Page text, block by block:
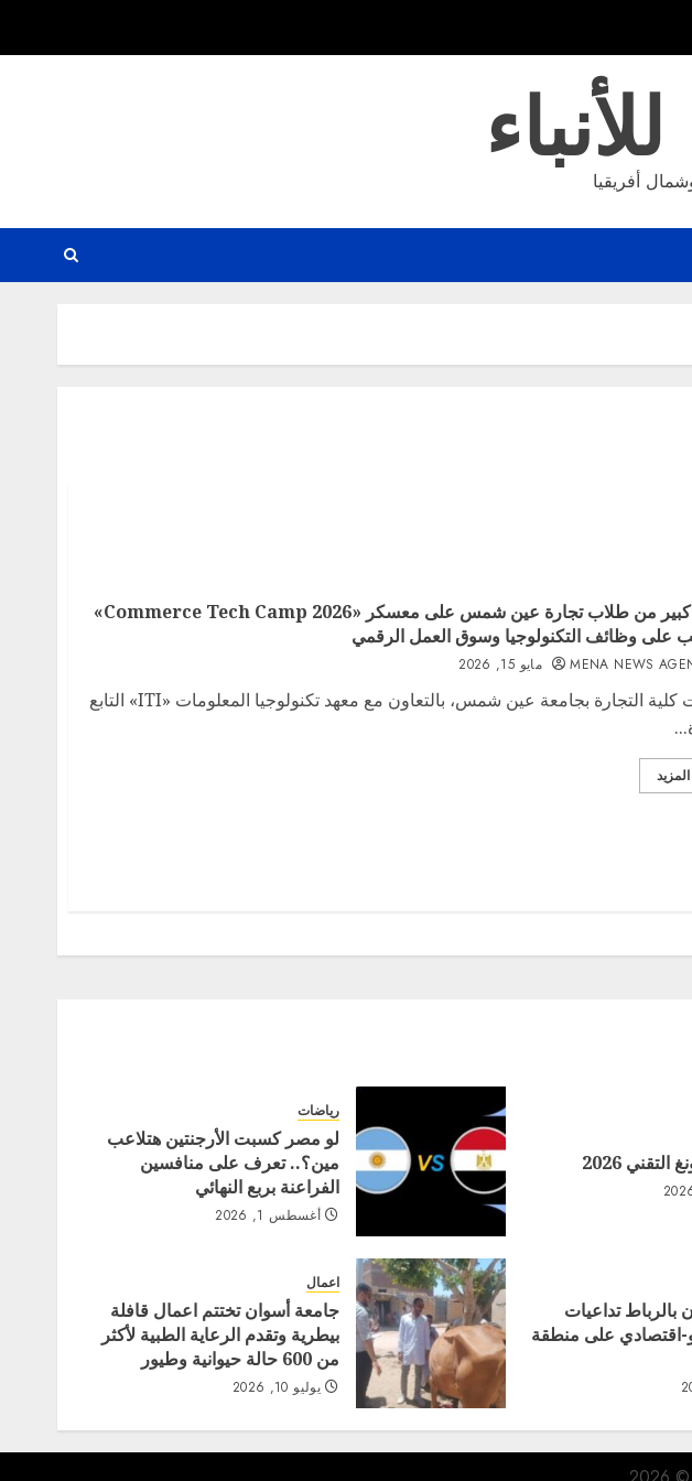
أفريقيا
إقبال كبير من طلاب تجارة عين شمس على معسكر «Commerce Tech Camp 2026»
على وظائف التكنولوجيا وسوق العمل الرقمي
MENA NEWS مايو 15, 2026
أطلقت كلية التجارة بجامعة عين شمس، بالتعاون مع معهد تكنولوجيا المعلومات «ITI» التابع
2026
رياضات
لو مصر كسبت الأرجنتين هتلاعب
مين؟.. تعرف على منافسين
الفراعنة بربع النهائي
أغسطس 1, 2026
بالرباط تداعيات
اقتصادي على منطقة
اعمال
جامعة أسوان تختتم اعمال قافلة
بيطرية وتقدم الرعاية الطبية لأكثر
من 600 حالة حيوانية وطيور
يوليو 10, 2026